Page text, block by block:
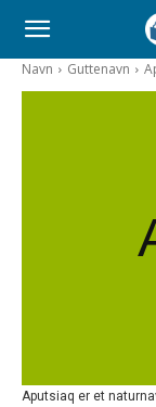
Navn Guttenavn
Aputsiaq er et